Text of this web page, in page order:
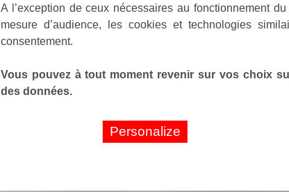
A l’exception de ceux nécessaires au fonctionnement
mesure d’audience, les cookies et technologies
consentement.
Vous pouvez à tout moment revenir sur vos choix
des données.
Personalize